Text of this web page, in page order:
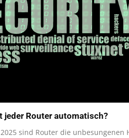
jeder Router automatisch?
sind Router die unbesungenen